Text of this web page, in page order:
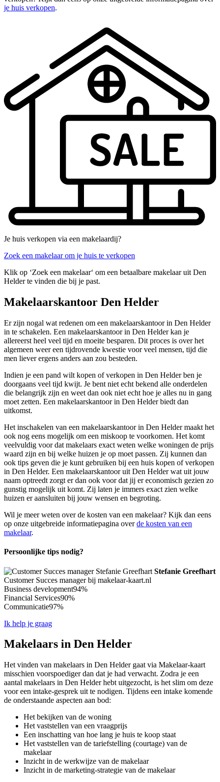
je huis verkopen.
Je huis verkopen via een makelaardij?
Zoek een makelaar om je huis te verkopen
Klik op ‘Zoek een makelaar‘ om een betaalbare makelaar uit Den
Helder te vinden die bij je past.
Makelaarskantoor Den Helder
Er zijn nogal wat redenen om een makelaarskantoor in Den Helder
in te schakelen. Een makelaarskantoor in Den Helder kan je
allereerst heel veel tijd en moeite besparen. Dit proces is over het
algemeen weer een tijdrovende kwestie voor veel mensen, tijd die
men liever ergens anders aan zou besteden.
Indien je een pand wilt kopen of verkopen in Den Helder ben je
doorgaans veel tijd kwijt. Je bent niet echt bekend alle onderdelen
die belangrijk zijn en weet dan ook niet echt hoe je alles nu in gang
moet zetten. Een makelaarskantoor in Den Helder biedt dan
uitkomst.
Het inschakelen van een makelaarskantoor in Den Helder maakt het
ook nog eens mogelijk om een miskoop te voorkomen. Het komt
veelvuldig voor dat makelaars exact weten welke woningen de prijs
waard zijn en bij welke huizen je op moet passen. Zij kunnen dan
ook tips geven die je kunt gebruiken bij een huis kopen of verkopen
in Den Helder. Een makelaarskantoor uit Den Helder wat uit jouw
naam optreedt zorgt er dan ook voor dat jij er economisch gezien zo
gunstig mogelijk uit komt. Zij laten je immers exact zien welke
huizen er aansluiten bij jouw wensen en begroting.
Wil je meer weten over de kosten van een makelaar? Kijk dan eens
op onze uitgebreide informatiepagina overde kosten van een
makelaar.
Persoonlijke tips nodig?
Stefanie Greefhart
Customer Succes manager bij makelaar-kaart.nl
Business development94%
Financial Services90%
Communicatie97%
Ik help je graag
Makelaars in Den Helder
Het vinden van makelaars in Den Helder gaat via Makelaar-kaart
misschien voorspoediger dan dat je had verwacht. Zodra je een
aantal makelaars in Den Helder hebt uitgezocht, is het slim om deze
voor een intake-gesprek uit te nodigen. Tijdens een intake komende
de onderstaande aspecten aan bod:
Het bekijken van de woning
Het vaststellen van een vraagprijs
Een inschatting van hoe lang je huis te koop staat
Het vaststellen van de tariefstelling (courtage) van de
makelaar
Inzicht in de werkwijze van de makelaar
Inzicht in de marketing-strategie van de makelaar